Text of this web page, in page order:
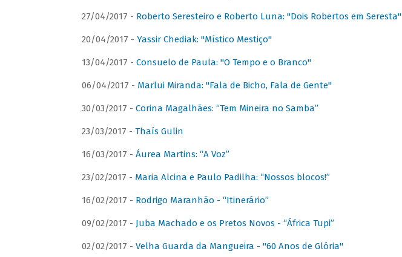
27/04/2017 - Roberto Seresteiro e Roberto Luna: "Dois Robertos em Seresta"
20/04/2017 - Yassir Chediak: "Místico Mestiço"
13/04/2017 - Consuelo de Paula: "O Tempo e o Branco"
06/04/2017 - Marlui Miranda: "Fala de Bicho, Fala de Gente"
30/03/2017 - Corina Magalhães: “Tem Mineira no Samba”
23/03/2017 - Thaís Gulin
16/03/2017 - Áurea Martins: “A Voz”
23/02/2017 - Maria Alcina e Paulo Padilha: “Nossos blocos!”
16/02/2017 - Rodrigo Maranhão - “Itinerário”
09/02/2017 - Juba Machado e os Pretos Novos - “África Tupi”
02/02/2017 - Velha Guarda da Mangueira - "60 Anos de Glória"